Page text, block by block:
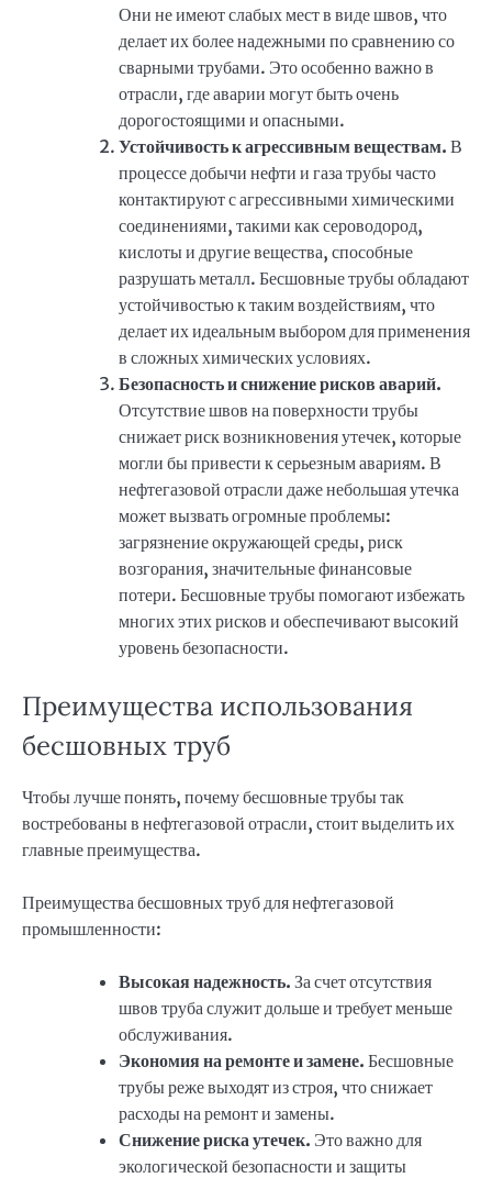
Они не имеют слабых мест в виде швов, что
делает их более надежными по сравнению со
сварными трубами. Это особенно важно в
отрасли, где аварии могут быть очень
дорогостоящими и опасными.
Устойчивость к агрессивным веществам. В
процессе добычи нефти и газа трубы часто
контактируют с агрессивными химическими
соединениями, такими как сероводород,
кислоты и другие вещества, способные
разрушать металл. Бесшовные трубы обладают
устойчивостью к таким воздействиям, что
делает их идеальным выбором для применения
в сложных химических условиях.
Безопасность и снижение рисков аварий.
Отсутствие швов на поверхности трубы
снижает риск возникновения утечек, которые
могли бы привести к серьезным авариям. В
нефтегазовой отрасли даже небольшая утечка
может вызвать огромные проблемы:
загрязнение окружающей среды, риск
возгорания, значительные финансовые
потери. Бесшовные трубы помогают избежать
многих этих рисков и обеспечивают высокий
уровень безопасности.
Преимущества использования
бесшовных труб
Чтобы лучше понять, почему бесшовные трубы так
востребованы в нефтегазовой отрасли, стоит выделить их
главные преимущества.
Преимущества бесшовных труб для нефтегазовой
промышленности:
Высокая надежность. За счет отсутствия
швов труба служит дольше и требует меньше
обслуживания.
Экономия на ремонте и замене. Бесшовные
трубы реже выходят из строя, что снижает
расходы на ремонт и замены.
Снижение риска утечек. Это важно для
экологической безопасности и защиты